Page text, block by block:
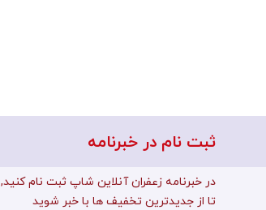
ثبت نام در خبرنامه
در خبرنامه زعفران آنلاین شاپ ثبت نام کنید,
تا از جدیدترین تخفیف ها با خبر شوید